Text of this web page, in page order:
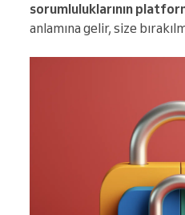
sorumluluklarının
anlamına gelir, size